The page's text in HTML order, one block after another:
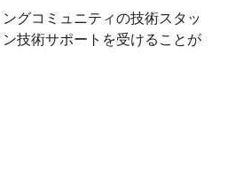
グコミュニティの技術スタッ
技術サポートを受けることが